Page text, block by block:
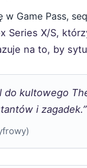
w Game Pass,
Series X/S,
na to, by
do kultowego
i zagadek.”